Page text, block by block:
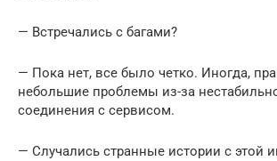
— Встречались с багами?
— Пока нет, все было четко. Иногда,
небольшие проблемы из-за
соединения с сервисом.
— Случались странные истории с этой